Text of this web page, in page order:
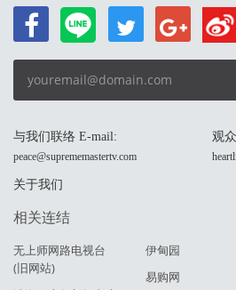
与我们联络 E-mail:
peace@suprememastertv.com
观
关于我们
相关连结
无上师网路电视台
(旧网站)
伊甸园
易购网